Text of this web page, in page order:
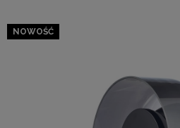
NOWOŚĆ